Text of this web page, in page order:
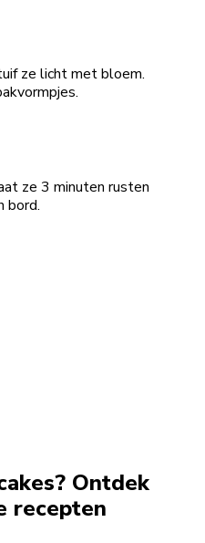
ze licht met bloem.
ze 3 minuten rusten
bord.
Ontdek
recepten